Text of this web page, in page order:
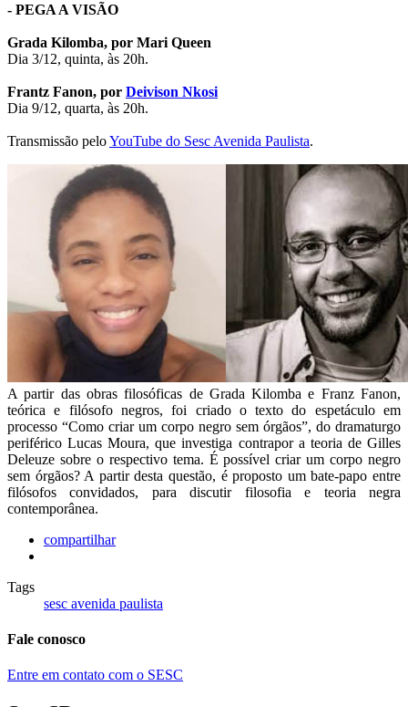
- PEGA A VISÃO
Grada Kilomba, por Mari Queen
Dia 3/12, quinta, às 20h.
Frantz Fanon, por Deivison Nkosi
Dia 9/12, quarta, às 20h.
Transmissão peloYouTube do Sesc Avenida Paulista.
A partir das obras filosóficas de Grada Kilomba e Franz Fanon,
teórica e filósofo negros, foi criado o texto do espetáculo em
processo “Como criar um corpo negro sem órgãos”, do dramaturgo
periférico Lucas Moura, que investiga contrapor a teoria de Gilles
Deleuze sobre o respectivo tema. É possível criar um corpo negro
sem órgãos? A partir desta questão, é proposto um bate-papo entre
filósofos convidados, para discutir filosofia e teoria negra
contemporânea.
compartilhar
Tags
sesc avenida paulista
Fale conosco
Entre em contato com o SESC